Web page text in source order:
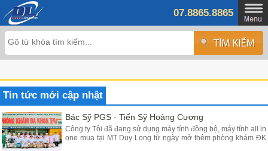
07.8865.8865
Tin tức mới cập nhật
Bác Sỹ PGS - Tiến Sỹ Hoàng Cương
Công ty Tôi đã đang sử dụng máy tính đồng bộ, máy tính all in
one mua tại MT Duy Long từ ngày mở thêm phòng khám ĐK